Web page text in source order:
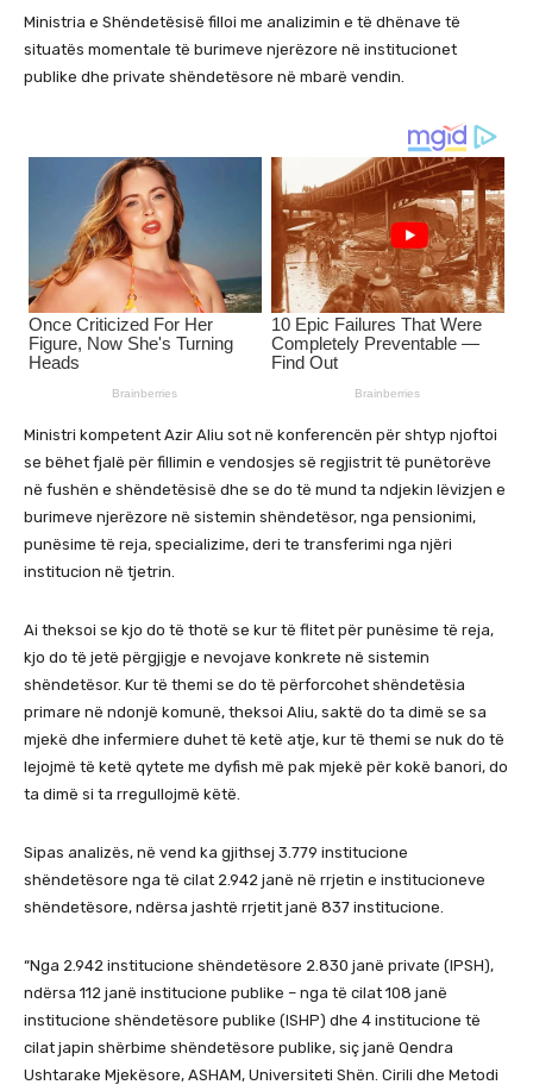
Ministria e Shëndetësisë filloi me analizimin e të dhënave të
situatës momentale të burimeve njerëzore në institucionet
publike dhe private shëndetësore në mbarë vendin.
Ministri kompetent Azir Aliu sot në konferencën për shtyp njoftoi
se bëhet fjalë për fillimin e vendosjes së regjistrit të punëtorëve
në fushën e shëndetësisë dhe se do të mund ta ndjekin lëvizjen e
burimeve njerëzore në sistemin shëndetësor, nga pensionimi,
punësime të reja, specializime, deri te transferimi nga njëri
institucion në tjetrin.
Ai theksoi se kjo do të thotë se kur të flitet për punësime të reja,
kjo do të jetë përgjigje e nevojave konkrete në sistemin
shëndetësor. Kur të themi se do të përforcohet shëndetësia
primare në ndonjë komunë, theksoi Aliu, saktë do ta dimë se sa
mjekë dhe infermiere duhet të ketë atje, kur të themi se nuk do të
lejojmë të ketë qytete me dyfish më pak mjekë për kokë banori, do
ta dimë si ta rregullojmë këtë.
Sipas analizës, në vend ka gjithsej 3.779 institucione
shëndetësore nga të cilat 2.942 janë në rrjetin e institucioneve
shëndetësore, ndërsa jashtë rrjetit janë 837 institucione.
“Nga 2.942 institucione shëndetësore 2.830 janë private (IPSH),
ndërsa 112 janë institucione publike – nga të cilat 108 janë
institucione shëndetësore publike (ISHP) dhe 4 institucione të
cilat japin shërbime shëndetësore publike, siç janë Qendra
Ushtarake Mjekësore, ASHAM, Universiteti Shën. Cirili dhe Metodi